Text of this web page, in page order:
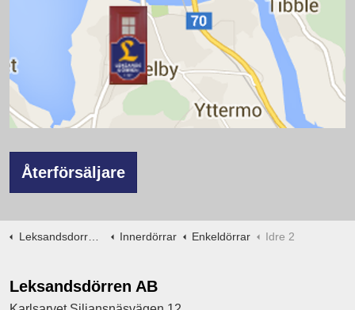
Återförsäljare
Leksandsdorren.se Innerdörrar Enkeldörrar Idre 2
Leksandsdörren AB